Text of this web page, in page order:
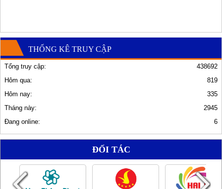
THỐNG KÊ TRUY CẬP
438692
Tổng truy cập:
819
Hôm qua:
335
Hôm nay:
2945
Tháng này:
6
Đang online:
ĐỐI TÁC